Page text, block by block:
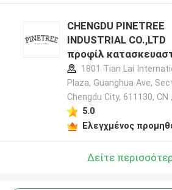
CHENGDU PINETREE
INDUSTRIAL CO.,LTD
προφίλ
1801 Tian Lai
Plaza, Guanghua Ave,
Chengdu City, 611130, CN
5.0
Ελεγχμένος
Δείτε